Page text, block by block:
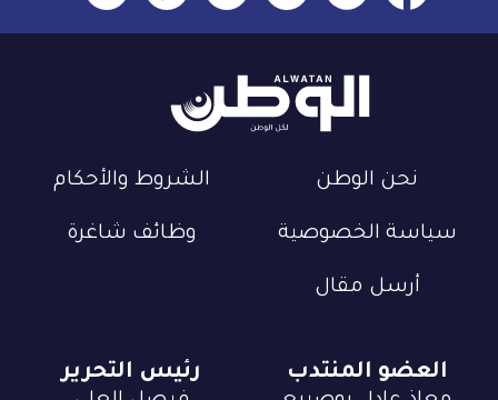
نحن الوطن الشروط والأحكام
سياسة الخصوصية وظائف شاغرة
أرسل مقال
العضو المنتدب رئيس التحرير